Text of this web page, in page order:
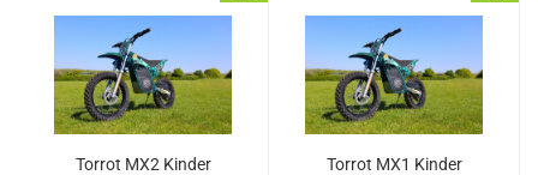
Torrot MX2 Kinder
Torrot MX1 Kinder